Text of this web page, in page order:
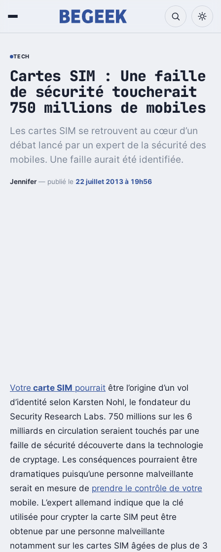
TECH
Cartes SIM : Une faille
de sécurité toucherait
750 millions de mobiles
Les cartes SIM se retrouvent au cœur d’un
débat lancé par un expert de la sécurité des
mobiles. Une faille aurait été identifiée.
Jennifer— publié le 22 juillet 2013 à 19h56
Votre carte SIM pourrait être l’origine d’un vol
d’identité selon Karsten Nohl, le fondateur du
Security Research Labs. 750 millions sur les 6
milliards en circulation seraient touchés par une
faille de sécurité découverte dans la technologie
de cryptage. Les conséquences pourraient être
dramatiques puisqu’une personne malveillante
serait en mesure de prendre le contrôle de votre
mobile. L’expert allemand indique que la clé
utilisée pour crypter la carte SIM peut être
obtenue par une personne malveillante
notamment sur les cartes SIM âgées de plus de 3